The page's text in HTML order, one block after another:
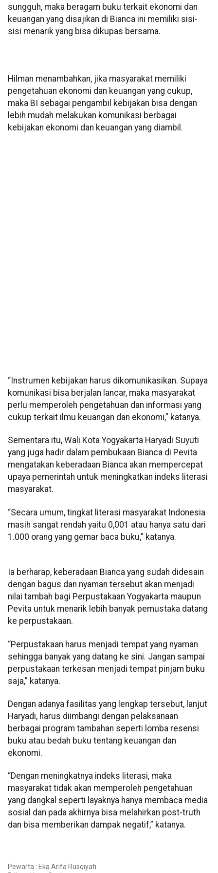
sungguh, maka beragam buku terkait ekonomi dan
keuangan yang disajikan di Bianca ini memiliki sisi-
sisi menarik yang bisa dikupas bersama.
Hilman menambahkan, jika masyarakat memiliki
pengetahuan ekonomi dan keuangan yang cukup,
maka BI sebagai pengambil kebijakan bisa dengan
lebih mudah melakukan komunikasi berbagai
kebijakan ekonomi dan keuangan yang diambil.
“Instrumen kebijakan harus dikomunikasikan. Supaya
komunikasi bisa berjalan lancar, maka masyarakat
perlu memperoleh pengetahuan dan informasi yang
cukup terkait ilmu keuangan dan ekonomi,” katanya.
Sementara itu, Wali Kota Yogyakarta Haryadi Suyuti
yang juga hadir dalam pembukaan Bianca di Pevita
mengatakan keberadaan Bianca akan mempercepat
upaya pemerintah untuk meningkatkan indeks literasi
masyarakat.
“Secara umum, tingkat literasi masyarakat Indonesia
masih sangat rendah yaitu 0,001 atau hanya satu dari
1.000 orang yang gemar baca buku,” katanya.
Ia berharap, keberadaan Bianca yang sudah didesain
dengan bagus dan nyaman tersebut akan menjadi
nilai tambah bagi Perpustakaan Yogyakarta maupun
Pevita untuk menarik lebih banyak pemustaka datang
ke perpustakaan.
“Perpustakaan harus menjadi tempat yang nyaman
sehingga banyak yang datang ke sini. Jangan sampai
perpustakaan terkesan menjadi tempat pinjam buku
saja,” katanya.
Dengan adanya fasilitas yang lengkap tersebut, lanjut
Haryadi, harus diimbangi dengan pelaksanaan
berbagai program tambahan seperti lomba resensi
buku atau bedah buku tentang keuangan dan
ekonomi.
“Dengan meningkatnya indeks literasi, maka
masyarakat tidak akan memperoleh pengetahuan
yang dangkal seperti layaknya hanya membaca media
sosial dan pada akhirnya bisa melahirkan post-truth
dan bisa memberikan dampak negatif,” katanya.
Pewarta : Eka Arifa Rusqiyati